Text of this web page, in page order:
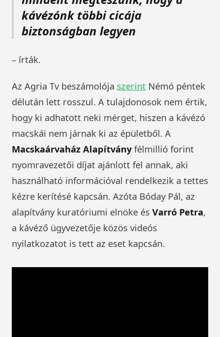
kávézónk többi cicája
biztonságban legyen
– írták.
Az Agria Tv beszámolója szerint Némó péntek
délután lett rosszul. A tulajdonosok nem értik,
hogy ki adhatott neki mérget, hiszen a kávézó
macskái nem járnak ki az épületből. A
Macskaárvaház Alapítványfélmillió forint
nyomravezetői díjat ajánlott fel annak, aki
használható információval rendelkezik a tettes
kézre kerítésé kapcsán. Azóta Bóday Pál, az
alapítvány kuratóriumi elnöke és Varró Petra,
a kávéző ügyvezetője közös videós
nyilatkozatot is tett az eset kapcsán.